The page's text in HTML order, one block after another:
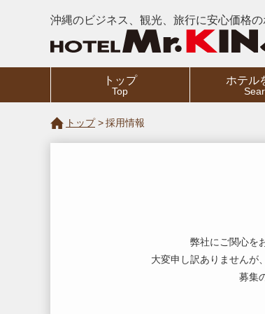
沖縄のビジネス、観光、旅行に安心価格
トップ
Top
ホテル
トップ 採用情報
弊社にご関心を
大変申し訳ありませんが
募集